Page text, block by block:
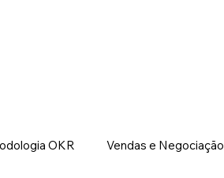
OKR Vendas e Negociação